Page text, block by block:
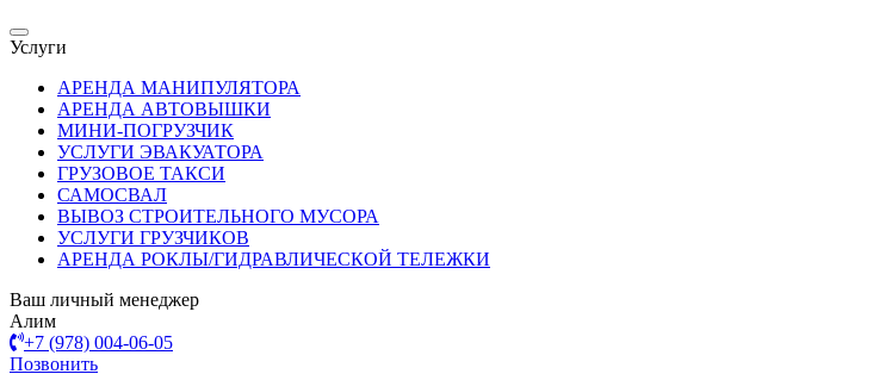
Услуги
АРЕНДА МАНИПУЛЯТОРА
АРЕНДА АВТОВЫШКИ
МИНИ-ПОГРУЗЧИК
УСЛУГИ ЭВАКУАТОРА
ГРУЗОВОЕ ТАКСИ
САМОСВАЛ
ВЫВОЗ СТРОИТЕЛЬНОГО МУСОРА
УСЛУГИ ГРУЗЧИКОВ
АРЕНДА РОКЛЫ/ГИДРАВЛИЧЕСКОЙ ТЕЛЕЖКИ
Ваш личный менеджер
Алим
+7 (978) 004-06-05
Позвонить